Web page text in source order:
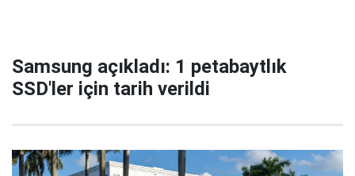
Samsung açıkladı: 1 petabaytlık
SSD'ler için tarih verildi